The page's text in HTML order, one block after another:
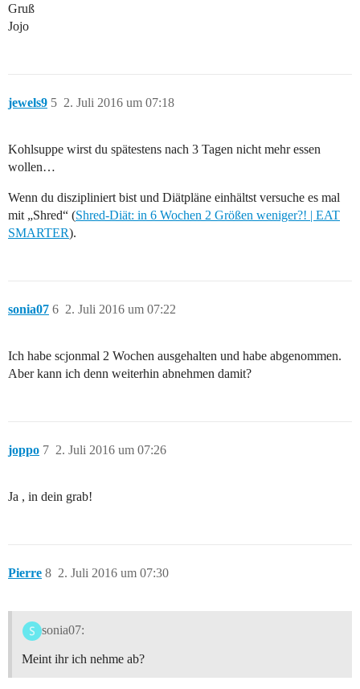
Gruß
Jojo
jewels9 2. Juli 2016 um 07:18
5
Kohlsuppe wirst du spätestens nach 3 Tagen nicht mehr essen
wollen…
Wenn du diszipliniert bist und Diätpläne einhältst versuche es mal
mit „Shred“ (Shred-Diät: in 6 Wochen 2 Größen weniger?! | EAT
SMARTER).
sonia07 2. Juli 2016 um 07:22
6
Ich habe scjonmal 2 Wochen ausgehalten und habe abgenommen.
Aber kann ich denn weiterhin abnehmen damit?
joppo 2. Juli 2016 um 07:26
7
Ja , in dein grab!
Pierre 2. Juli 2016 um 07:30
8
sonia07:
Meint ihr ich nehme ab?